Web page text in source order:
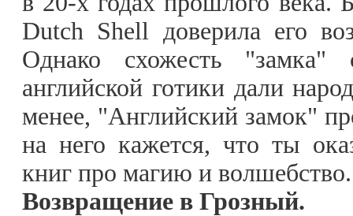
Dutch Shell доверила его
Однако схожесть "замка"
английской готики дали
менее, "Английский замок"
на него кажется, что ты
книг про магию и
Возвращение в Грозный.